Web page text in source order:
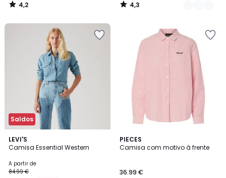
4,2
/
4,3
/
Saldos
LEVI'S
Camisa Essential Western
A partir de
84.99 €
4,5
/ 5
3
Cores
PIECES
Camisa com motivo à frente
36.99 €
5
/